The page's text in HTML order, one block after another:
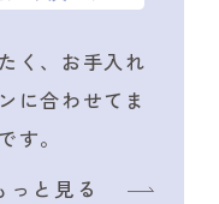
く、 お手入れ
に合わせて ま
す。
っと見る